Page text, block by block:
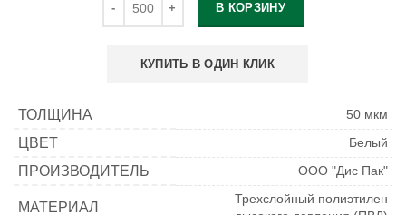
В КОРЗИНУ
КУПИТЬ В ОДИН КЛИК
ТОЛЩИНА 50 мкм
ЦВЕТ Белый
ПРОИЗВОДИТЕЛЬ ООО "Дис Пак"
МАТЕРИАЛ
Трехслойный полиэтилен